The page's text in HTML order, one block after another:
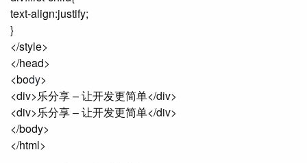
text-align:justify;
}
</style>
</head>
<body>
<div>乐分享 – 让开发更简单</div>
<div>乐分享 – 让开发更简单</div>
</body>
</html>